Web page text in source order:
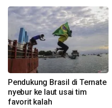
Pendukung Brasil di Ternate
nyebur ke laut usai tim
favorit kalah